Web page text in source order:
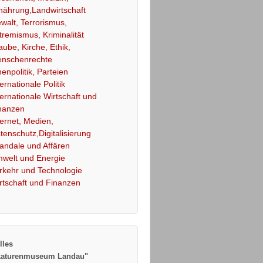
Terrorismus,
Kriminalität
Kirche, Ethik,
Parteien
Politik
Wirtschaft und
Medien,
und Affären
und Energie
und Technologie
und Finanzen
Landau"